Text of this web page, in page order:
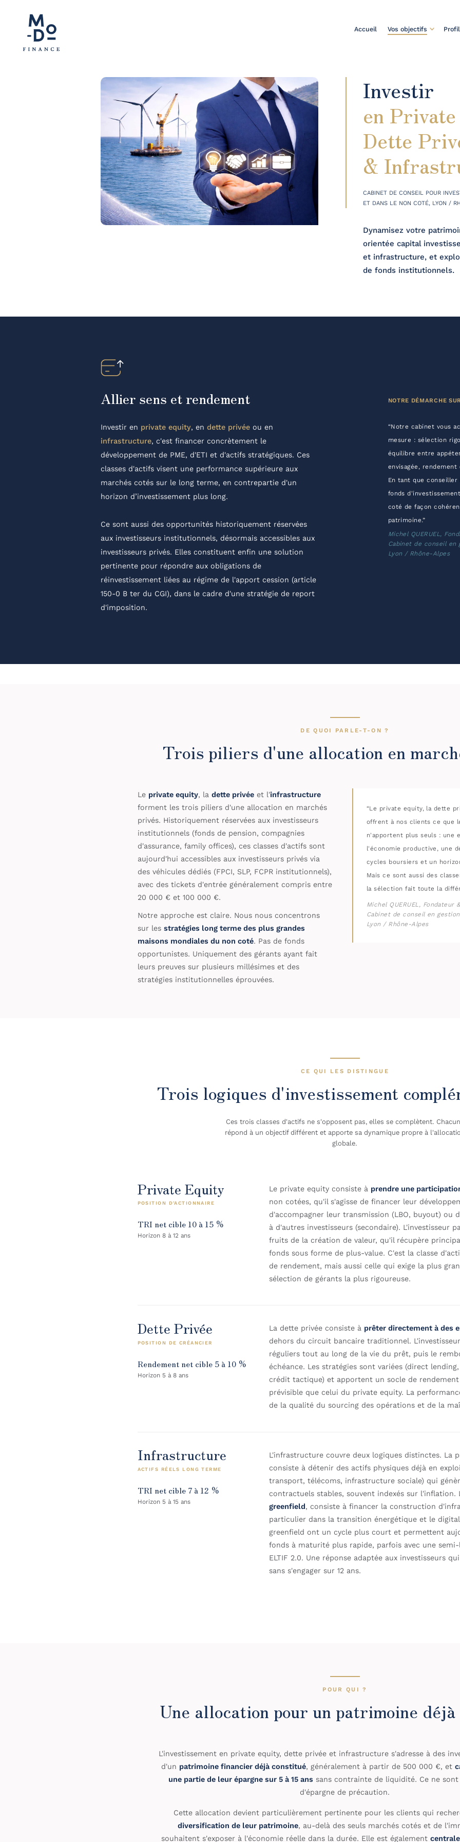
Investir
en
Dette
&
CABINET DE CONSEIL POUR
ET DANS LE NON COTÉ, LYON /
Dynamisez votre
orientée capital
et infrastructure, et
de fonds institutionnels.
Allier sens et rendement
Investir en private equity, endette privée ou en
infrastructure, c'est financer concrètement le
développement de PME, d'ETI et d'actifs stratégiques. Ces
classes d'actifs visent une performance supérieure aux
marchés cotés sur le long terme, en contrepartie d'un
horizon d’investissement plus long.
Ce sont aussi des opportunités historiquement réservées
aux investisseurs institutionnels, désormais accessibles aux
investisseurs privés. Elles constituent enfin une solution
pertinente pour répondre aux obligations de
réinvestissement liées au régime de l'apport cession (article
150-0 B ter du CGI), dans le cadre d'une stratégie de report
d'imposition.
NOTRE DÉMARCHE
“Notre cabinet vous
mesure : sélection
équilibre entre
envisagée,
En tant que conseiller
fonds
coté de façon
patrimoine.”
Michel QUERUEL,
Cabinet de conseil en
Lyon / Rhône-Alpes
DE QUOI PARLE-T-ON ?
Trois piliers d'une allocation en
Le private equity, la dette privéeet l'infrastructure
forment les trois piliers d'une allocation en marchés
privés. Historiquement réservées aux investisseurs
institutionnels (fonds de pension, compagnies
d'assurance, family offices), ces classes d'actifs sont
aujourd'hui accessibles aux investisseurs privés via
des véhicules dédiés (FPCI, SLP, FCPR institutionnels),
avec des tickets d'entrée généralement compris entre
20 000 € et 100 000 €.
Notre approche est claire. Nous nous concentrons
sur les stratégies long terme des plus grandes
maisons mondiales du non coté. Pas de fonds
opportunistes. Uniquement des gérants ayant fait
leurs preuves sur plusieurs millésimes et des
stratégies institutionnelles éprouvées.
“Le private equity, la dette
offrent à nos clients ce que
n'apportent plus seuls : une
l'économie productive, une
cycles boursiers et un
Mais ce sont aussi des
la sélection fait toute la
Michel QUERUEL, Fondateur
Cabinet de conseil en
Lyon / Rhône-Alpes
CE QUI LES DISTINGUE
Trois logiques d'investissement
Ces trois classes d'actifs ne s'opposent pas, elles se complètent.
répond à un objectif différent et apporte sa dynamique propre à
globale.
Private Equity
POSITION D'ACTIONNAIRE
TRI net cible 10 à 15 %
Horizon 8 à 12 ans
Le private equity consiste à prendre une
non cotées, qu'il s'agisse de financer leur
d'accompagner leur transmission (LBO, buyout) ou
à d'autres investisseurs (secondaire). L'investisseur
fruits de la création de valeur, qu'il récupère
fonds sous forme de plus-value. C'est la classe
de rendement, mais aussi celle qui exige la plus
sélection de gérants la plus rigoureuse.
Dette Privée
POSITION DE CRÉANCIER
Rendement net cible 5 à 10 %
Horizon 5 à 8 ans
La dette privée consiste à prêter directement à des
dehors du circuit bancaire traditionnel.
réguliers tout au long de la vie du prêt, puis le
échéance. Les stratégies sont variées (direct
crédit tactique) et apportent un socle de
prévisible que celui du private equity. La
de la qualité du sourcing des opérations et de la
Infrastructure
ACTIFS RÉELS LONG TERME
TRI net cible 7 à 12 %
Horizon 5 à 15 ans
L'infrastructure couvre deux logiques distinctes. La
consiste à détenir des actifs physiques déjà en
transport, télécoms, infrastructure sociale) qui
contractuels stables, souvent indexés sur l'inflation.
greenfield, consiste à financer la construction
particulier dans la transition énergétique et le
greenfield ont un cycle plus court et permettent
fonds à maturité plus rapide, parfois avec une
ELTIF 2.0. Une réponse adaptée aux investisseurs
sans s'engager sur 12 ans.
POUR QUI ?
Une allocation pour un patrimoine
L'investissement en private equity, dette privée et infrastructure s'adresse à des
d'un patrimoine financier déjà constitué, généralement à partir de 500 000 €, et
une partie de leur épargne sur 5 à 15 ans sans contrainte de liquidité. Ce ne
d'épargne de précaution.
Cette allocation devient particulièrement pertinente pour les clients qui
diversification de leur patrimoine, au-delà des seuls marchés cotés et de
souhaitent s'exposer à l'économie réelle dans la durée. Elle est également
Accueil Vos objectifs